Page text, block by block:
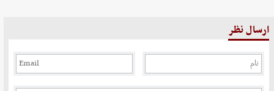
ارسال نظر